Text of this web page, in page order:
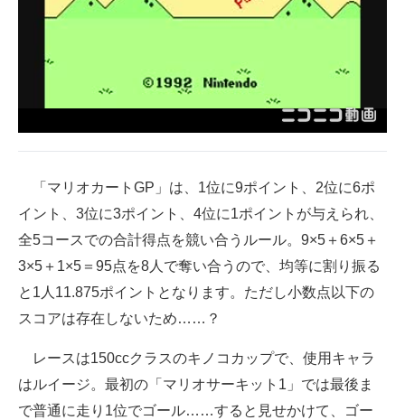
IT製品の技術・比較・事例
エレクトロニクス専門サイト
電子設計の基本と応用
エネルギーの専門メディア
建設×テクノロジーの最前線
「マリオカートGP」は、1位に9ポイント、2位に6ポ
イント、3位に3ポイント、4位に1ポイントが与えられ、
全5コースでの合計得点を競い合うルール。9×5＋6×5＋
3×5＋1×5＝95点を8人で奪い合うので、均等に割り振る
と1人11.875ポイントとなります。ただし小数点以下の
スコアは存在しないため……？
レースは150ccクラスのキノコカップで、使用キャラ
はルイージ。最初の「マリオサーキット1」では最後ま
で普通に走り1位でゴール……すると見せかけて、ゴー